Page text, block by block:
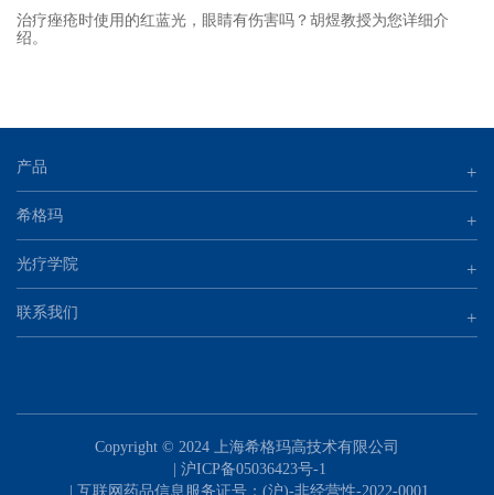
治疗痤疮时使用的红蓝光，眼睛有伤害吗？胡煜教授为您详细介
绍。
产品 +
希格玛 +
光疗学院 +
联系我们 +
Copyright © 2024 上海希格玛高技术有限公司
沪ICP备05036423号-1
| 互联网药品信息服务证号：(沪)-非经营性-2022-0001